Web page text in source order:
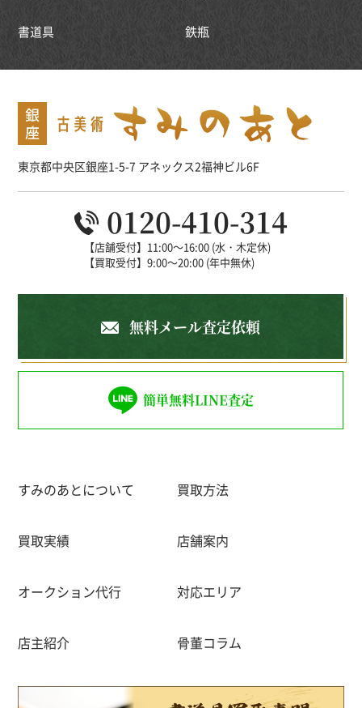
書道具 鉄瓶
東京都中央区銀座1-5-7 アネックス2福神ビル6F
0120-410-314
【店舗受付】11:00～16:00 (水・木定休)
【買取受付】9:00～20:00 (年中無休)
無料メール査定依頼
簡単無料LINE査定
すみのあとについて 買取方法
買取実績 店舗案内
オークション代行 対応エリア
店主紹介 骨董コラム